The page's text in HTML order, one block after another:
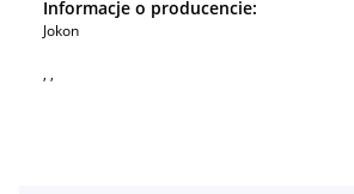
Informacje o producencie:
Jokon
, ,